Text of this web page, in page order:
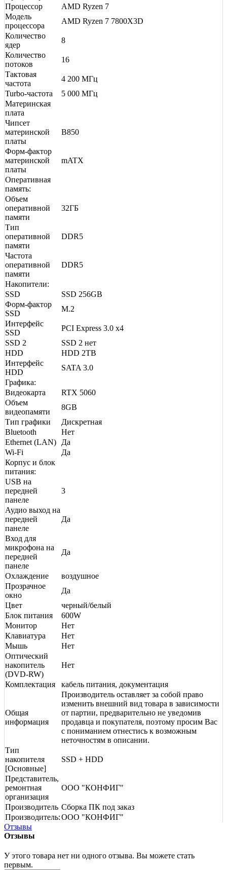
Процессор
AMD Ryzen 7
Модель
процессора
AMD Ryzen 7 7800X3D
Количество
ядер
8
Количество
потоков
16
Тактовая
частота
4 200 МГц
Turbo-частота
5 000 МГц
Материнская
плата
Чипсет
материнской
платы
B850
Форм-фактор
материнской
платы
mATX
Оперативная
память:
Объем
оперативной
памяти
32ГБ
Тип
оперативной
памяти
DDR5
Частота
оперативной
памяти
DDR5
Накопители:
SSD
SSD 256GB
Форм-фактор
SSD
M.2
Интерфейс
SSD
PCI Express 3.0 x4
SSD 2
SSD 2 нет
HDD
HDD 2TB
Интерфейс
HDD
SATA 3.0
Графика:
Видеокарта
RTX 5060
Объем
видеопамяти
8GB
Тип графики
Дискретная
Bluetooth
Нет
Ethernet (LAN)
Да
Wi-Fi
Да
Корпус и блок
питания:
USB на
передней
панеле
3
Аудио выход на
передней
панеле
Да
Вход для
микрофона на
передней
панеле
Да
Охлаждение
воздушное
Прозрачное
окно
Да
Цвет
черный/белый
Блок питания
600W
Монитор
Нет
Клавиатура
Нет
Мышь
Нет
Оптический
накопитель
(DVD-RW)
Нет
Комплектация кабель питания, документация
Общая
информация
Производитель оставляет за собой право
изменить внешний вид товара в зависимости
от партии, предварительно не уведомив
продавца и покупателя, поэтому просим Вас
с пониманием отнестись к возможным
неточностям в описании.
Тип
накопителя
[Основные]
SSD + HDD
Представитель,
ремонтная
организация
ООО "КОНФИГ"
Производитель Сборка ПК под заказ
Производитель:ООО "КОНФИГ"
Отзывы
Отзывы
У этого товара нет ни одного отзыва. Вы можете стать
первым.